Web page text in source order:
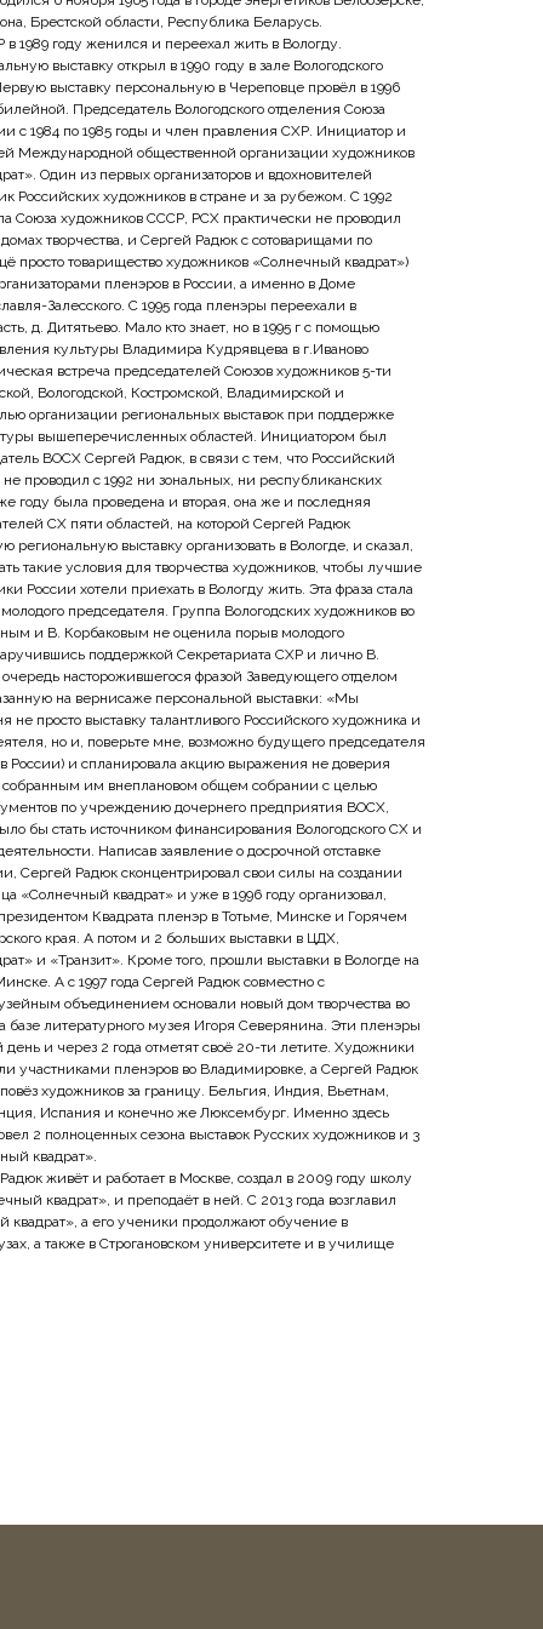
Брестской области, Республика Беларусь.
1989 году женился и переехал жить в Вологду.
выставку открыл в 1990 году в зале Вологодского
выставку персональную в Череповце провёл в 1996
Председатель Вологодского отделения Союза
с 1984 по 1985 годы и член правления СХР. Инициатор и
Международной общественной организации художников
Один из первых организаторов и вдохновителей
Российских художников в стране и за рубежом. С 1992
Союза художников СССР, РСХ практически не проводил
творчества, и Сергей Радюк с сотоварищами по
просто товарищество художников «Солнечный квадрат»)
пленэров в России, а именно в Доме
Залесского. С 1995 года пленэры переехали в
д. Дитятьево. Мало кто знает, но в 1995 г с помощью
культуры Владимира Кудрявцева в г.Иваново
встреча председателей Союзов художников 5-ти
Вологодской, Костромской, Владимирской и
организации региональных выставок при поддержке
вышеперечисленных областей. Инициатором был
ВОСХ Сергей Радюк, в связи с тем, что Российский
проводил с 1992 ни зональных, ни республиканских
году была проведена и вторая, она же и последняя
СХ пяти областей, на которой Сергей Радюк
региональную выставку организовать в Вологде, и сказал,
такие условия для творчества художников, чтобы лучшие
России хотели приехать в Вологду жить. Эта фраза стала
председателя. Группа Вологодских художников во
и В. Корбаковым не оценила порыв молодого
поддержкой Секретариата СХР и лично В.
насторожившегося фразой Заведующего отделом
на вернисаже персональной выставки: «Мы
не просто выставку талантливого Российского художника и
но и, поверьте мне, возможно будущего председателя
России) и спланировала акцию выражения не доверия
собранным им внеплановом общем собрании с целью
по учреждению дочернего предприятия ВОСХ,
бы стать источником финансирования Вологодского СХ и
Написав заявление о досрочной отставке
Сергей Радюк сконцентрировал свои силы на создании
«Солнечный квадрат» и уже в 1996 году организовал,
Квадрата пленэр в Тотьме, Минске и Горячем
края. А потом и 2 больших выставки в ЦДХ,
и «Транзит». Кроме того, прошли выставки в Вологде на
А с 1997 года Сергей Радюк совместно с
объединением основали новый дом творчества во
базе литературного музея Игоря Северянина. Эти пленэры
день и через 2 года отметят своё 20-ти летите. Художники
участниками пленэров во Владимировке, а Сергей Радюк
повёз художников за границу. Бельгия, Индия, Вьетнам,
Испания и конечно же Люксембург. Именно здесь
2 полноценных сезона выставок Русских художников и 3
квадрат».
живёт и работает в Москве, создал в 2009 году школу
квадрат», и преподаёт в ней. С 2013 года возглавил
квадрат», а его ученики продолжают обучение в
а также в Строгановском университете и в училище